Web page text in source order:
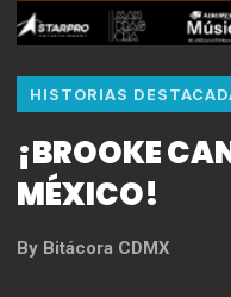
HISTORIAS
¡BROOKE
MÉXICO!
By Bitácora CDMX